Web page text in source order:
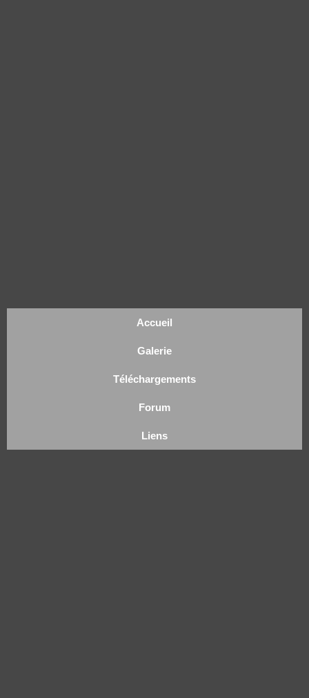
Accueil
Galerie
Téléchargements
Forum
Liens